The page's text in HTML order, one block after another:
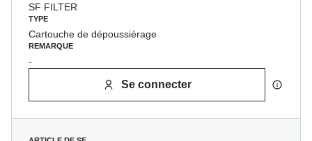
SF FILTER
TYPE
Cartouche de dépoussiérage
REMARQUE
-
Se connecter